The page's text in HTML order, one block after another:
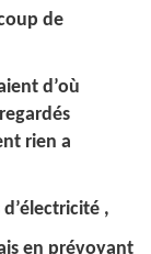
de
d’où
rien a
,
en prévoyant